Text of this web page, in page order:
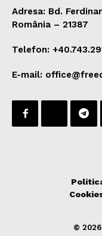
Adresa: Bd.
România – 21387
Telefon:
E-mail:
©